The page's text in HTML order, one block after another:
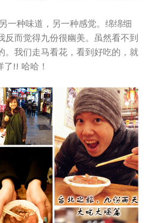
一种味道，另一种感觉。绵绵细
反而觉得九份很幽美。虽然看不到
。我们走马看花，看到好吃的，就
!! 哈哈！